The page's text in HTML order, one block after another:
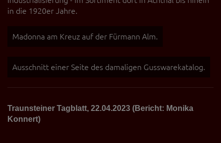
in die 1920er Jahre.
Madonna am Kreuz auf der Fürmann Alm.
Ausschnitt einer Seite des damaligen Gusswarekatalog.
Traunsteiner Tagblatt, 22.04.2023 (Bericht: Monika
Konnert)